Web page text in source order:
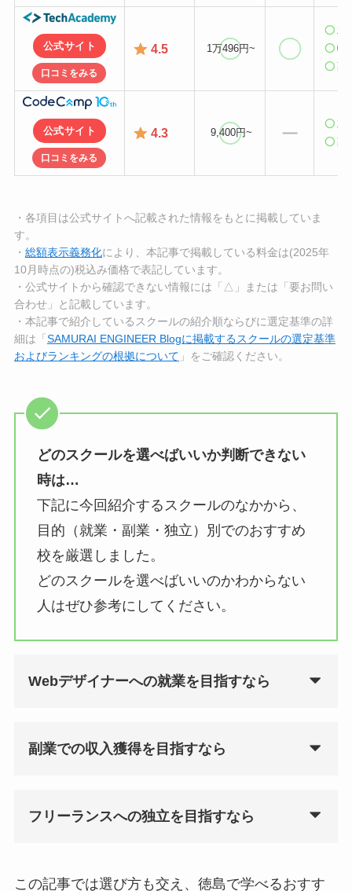
公式サイト
口コミをみる
4.5 1万496円~
就
転
副
公式サイト
口コミをみる
4.3 9,400円~
就
副
・各項目は公式サイトへ記載された情報をもとに掲載していま
す。
・ 総額表示義務化により、本記事で掲載している料金は(2025年
10月時点の)税込み価格で表記しています。
・公式サイトから確認できない情報には「△」または「要お問い
合わせ」と記載しています。
・本記事で紹介しているスクールの紹介順ならびに選定基準の詳
細は「 SAMURAI ENGINEER Blogに掲載するスクールの選定基準
およびランキングの根拠について 」をご確認ください。
どのスクールを選べばいいか判断できない
時は…
下記に今回紹介するスクールのなかから、
目的（就業・副業・独立）別でのおすすめ
校を厳選しました。
どのスクールを選べばいいのかわからない
人はぜひ参考にしてください。
Webデザイナーへの就業を目指すなら
副業での収入獲得を目指すなら
フリーランスへの独立を目指すなら
この記事では選び方も交え、徳島で学べるおすす